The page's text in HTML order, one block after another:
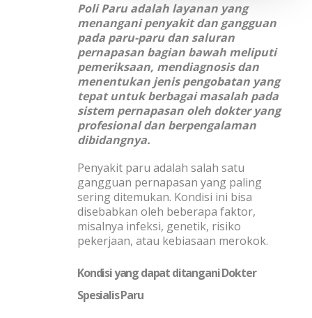
Poli Paru adalah layanan yang
menanganipenyakit dan gangguan
pada paru-paru dan saluran
pernapasan bagian bawah meliputi
pemeriksaan, mendiagnosis dan
menentukan jenis pengobatan yang
tepat untuk berbagai masalah pada
sistem pernapasan oleh dokter yang
profesional dan berpengalaman
dibidangnya.
Penyakit paru adalah salah satu
gangguan pernapasan yang paling
sering ditemukan. Kondisi ini bisa
disebabkan oleh beberapa faktor,
misalnya infeksi, genetik, risiko
pekerjaan, atau kebiasaan merokok.
Kondisi yang dapat ditangani Dokter
Spesialis Paru